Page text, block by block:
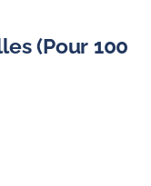
(pour 100